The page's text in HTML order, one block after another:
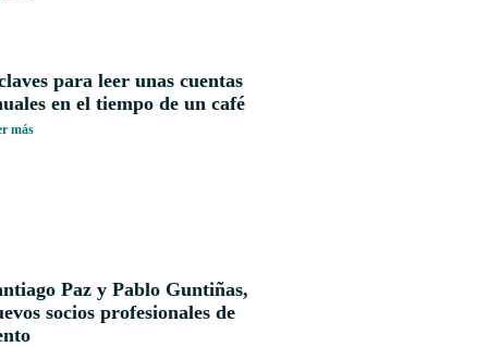
para leer unas cuentas
en el tiempo de un café
más
Paz y Pablo Guntiñas,
socios profesionales de